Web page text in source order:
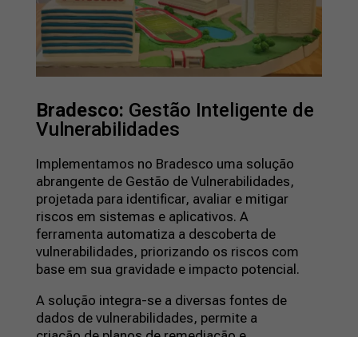
Bradesco: Gestão Inteligente de
Vulnerabilidades
Implementamos no Bradesco uma solução
abrangente de Gestão de Vulnerabilidades,
projetada para identificar, avaliar e mitigar
riscos em sistemas e aplicativos. A
ferramenta automatiza a descoberta de
vulnerabilidades, priorizando os riscos com
base em sua gravidade e impacto potencial.
A solução integra-se a diversas fontes de
dados de vulnerabilidades, permite a